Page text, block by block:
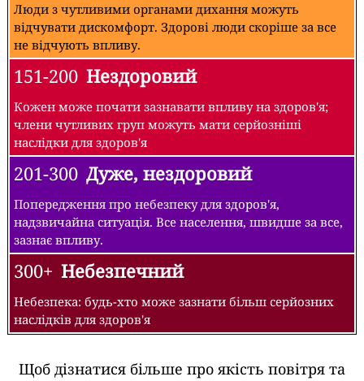
Люди з чутливими органами дихання можуть
відчувати дискомфорт. Здорові люди скоріше за все
не відчують впливу.
151-200 Нездоровий
Кожен може почати зазнавати впливу на здоров'я;
члени чутливих груп можуть мати серйозніші
наслідки для здоров'я
201-300 Дуже, нездоровий
Попередження про небезпеку для здоров'я,
надзвичайна ситуація. Все населення, швидше за все,
зазнає впливу.
300+ Небезпечний
Небезпека: будь-хто може зазнати більш серйозних
наслідків для здоров'я
Щоб дізнатися більше про якість повітря та